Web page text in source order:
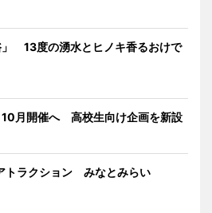
」 13度の湧水とヒノキ香るおけで
10月開催へ 高校生向け企画を新設
トラクション みなとみらい